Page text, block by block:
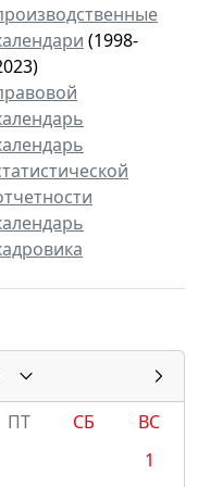
(1998-
ПТ СБ
ВС
1